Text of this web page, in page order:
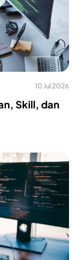
10 Jul 2026
Skill, dan